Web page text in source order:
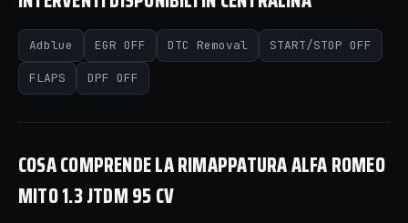
Adblue EGR OFF DTC Removal START/STOP OFF
FLAPS DPF OFF
COSA COMPRENDE LA RIMAPPATURA ALFA ROMEO
MITO 1.3 JTDM 95 CV